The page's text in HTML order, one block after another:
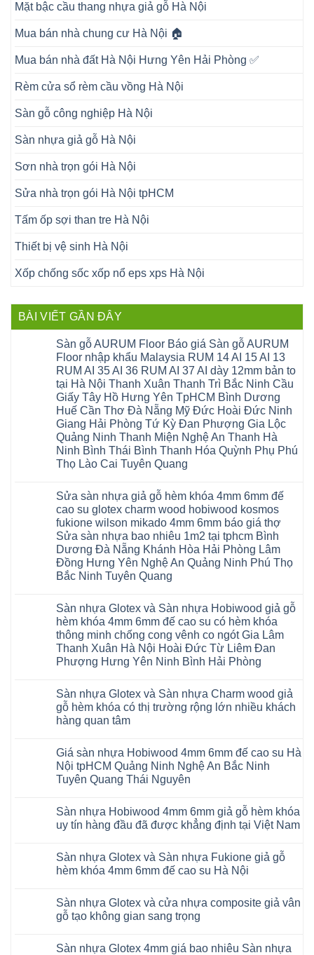
Mặt bậc cầu thang nhựa giả gỗ Hà Nội
Mua bán nhà chung cư Hà Nội 🏠
Mua bán nhà đất Hà Nội Hưng Yên Hải Phòng ✅
Rèm cửa sổ rèm cầu vồng Hà Nội
Sàn gỗ công nghiệp Hà Nội
Sàn nhựa giả gỗ Hà Nội
Sơn nhà trọn gói Hà Nội
Sửa nhà trọn gói Hà Nội tpHCM
Tấm ốp sợi than tre Hà Nội
Thiết bị vệ sinh Hà Nội
Xốp chống sốc xốp nổ eps xps Hà Nội
BÀI VIẾT GẦN ĐÂY
Sàn gỗ AURUM Floor Báo giá Sàn gỗ AURUM
Floor nhập khẩu Malaysia RUM 14 AI 15 AI 13
RUM AI 35 AI 36 RUM AI 37 AI dày 12mm bản to
tại Hà Nội Thanh Xuân Thanh Trì Bắc Ninh Cầu
Giấy Tây Hồ Hưng Yên TpHCM Bình Dương
Huế Cần Thơ Đà Nẵng Mỹ Đức Hoài Đức Ninh
Giang Hải Phòng Tứ Kỳ Đan Phượng Gia Lộc
Quảng Ninh Thanh Miện Nghệ An Thanh Hà
Ninh Bình Thái Bình Thanh Hóa Quỳnh Phụ Phú
Thọ Lào Cai Tuyên Quang
bình
luận
ở
Sàn
gỗ
AURUM
Floor
Báo
giá
Sàn
Floor
nhập
khẩu
Malaysia
14
AI
RUM
AI
35
AI
AI
37
AI
dày
12mm
to
tại
Hà
Nội
Xuân
Thanh
Trì
Cầu
Giấy
Tây
Hồ
Yên
TpHCM
Sửa sàn nhựa giả gỗ hèm khóa 4mm 6mm đế
cao su glotex charm wood hobiwood kosmos
fukione wilson mikado 4mm 6mm báo giá thợ
Sửa sàn nhựa bao nhiêu 1m2 tại tphcm Bình
Dương Đà Nẵng Khánh Hòa Hải Phòng Lâm
Đồng Hưng Yên Nghệ An Quảng Ninh Phú Thọ
Bắc Ninh Tuyên Quang
bình
luận
ở
Sửa
sàn
nhựa
giả
khóa
4mm
6mm
đế
cao
charm
wood
hobiwood
kosmos
mikado
4mm
6mm
thợ
Sửa
sàn
nhiêu
1m2
tại
Dương
Sàn nhựa Glotex và Sàn nhựa Hobiwood giả gỗ
hèm khóa 4mm 6mm đế cao su có hèm khóa
thông minh chống cong vênh co ngót Gia Lâm
Thanh Xuân Hà Nội Hoài Đức Từ Liêm Đan
Phượng Hưng Yên Ninh Bình Hải Phòng
bình
luận
ở
Sàn
và
Sàn
nhựa
Hobiwood
giả
khóa
4mm
6mm
su
có
hèm
minh
chống
cong
ngót
Sàn nhựa Glotex và Sàn nhựa Charm wood giả
gỗ hèm khóa có thị trường rộng lớn nhiều khách
hàng quan tâm
bình
luận
ở
Sàn
và
Sàn
nhựa
giả
gỗ
hèm
thị
trường
rộng
khách
hàng
Giá sàn nhựa Hobiwood 4mm 6mm đế cao su Hà
Nội tpHCM Quảng Ninh Nghệ An Bắc Ninh
Tuyên Quang Thái Nguyên
bình
luận
ở
nhựa
Hobiwood
4mm
cao
Hà
Quảng
Sàn nhựa Hobiwood 4mm 6mm giả gỗ hèm khóa
uy tín hàng đầu đã được khẳng định tại Việt Nam
bình
luận
ở
Hobiwood
4mm
6mm
hèm
Sàn nhựa Glotex và Sàn nhựa Fukione giả gỗ
hèm khóa 4mm 6mm đế cao su Hà Nội
bình
luận
ở
Glotex
Sàn nhựa Glotex và cửa nhựa composite giả vân
gỗ tạo không gian sang trọng
bình
Sàn nhựa Glotex 4mm giá bao nhiêu Sàn nhựa